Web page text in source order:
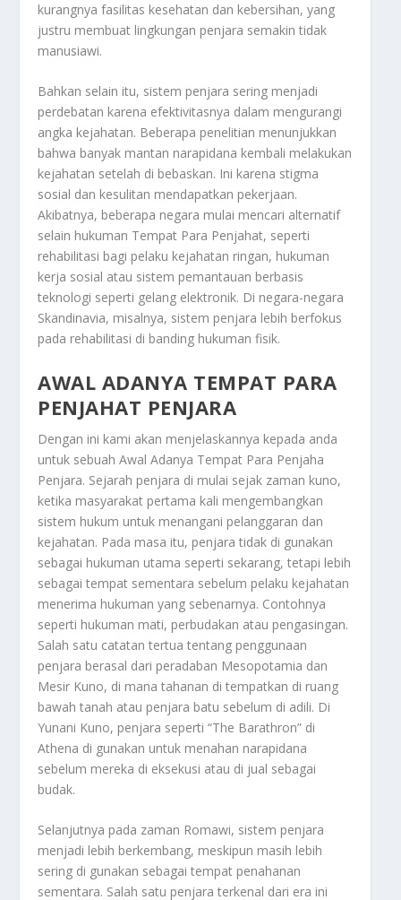
kurangnya fasilitas kesehatan dan kebersihan, yang
justru membuat lingkungan penjara semakin tidak
manusiawi.
Bahkan selain itu, sistem penjara sering menjadi
perdebatan karena efektivitasnya dalam mengurangi
angka kejahatan. Beberapa penelitian menunjukkan
bahwa banyak mantan narapidana kembali melakukan
kejahatan setelah di bebaskan. Ini karena stigma
sosial dan kesulitan mendapatkan pekerjaan.
Akibatnya, beberapa negara mulai mencari alternatif
selain hukuman Tempat Para Penjahat, seperti
rehabilitasi bagi pelaku kejahatan ringan, hukuman
kerja sosial atau sistem pemantauan berbasis
teknologi seperti gelang elektronik. Di negara-negara
Skandinavia, misalnya, sistem penjara lebih berfokus
pada rehabilitasi di banding hukuman fisik.
AWAL ADANYA TEMPAT PARA
PENJAHAT PENJARA
Dengan ini kami akan menjelaskannya kepada anda
untuk sebuahAwal Adanya Tempat Para Penjaha
Penjara. Sejarah penjara di mulai sejak zaman kuno,
ketika masyarakat pertama kali mengembangkan
sistem hukum untuk menangani pelanggaran dan
kejahatan. Pada masa itu, penjara tidak di gunakan
sebagai hukuman utama seperti sekarang, tetapi lebih
sebagai tempat sementara sebelum pelaku kejahatan
menerima hukuman yang sebenarnya. Contohnya
seperti hukuman mati, perbudakan atau pengasingan.
Salah satu catatan tertua tentang penggunaan
penjara berasal dari peradaban Mesopotamia dan
Mesir Kuno, di mana tahanan di tempatkan di ruang
bawah tanah atau penjara batu sebelum di adili. Di
Yunani Kuno, penjara seperti “The Barathron” di
Athena di gunakan untuk menahan narapidana
sebelum mereka di eksekusi atau di jual sebagai
budak.
Selanjutnya pada zaman Romawi, sistem penjara
menjadi lebih berkembang, meskipun masih lebih
sering di gunakan sebagai tempat penahanan
sementara. Salah satu penjara terkenal dari era ini